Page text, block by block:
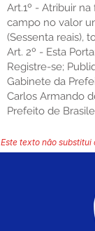
Art.1º - Atribuir
campo no valor
(Sessenta reais),
Art. 2º - Esta
Registre-se;
Gabinete da
Carlos Armando
Prefeito de
Este texto não